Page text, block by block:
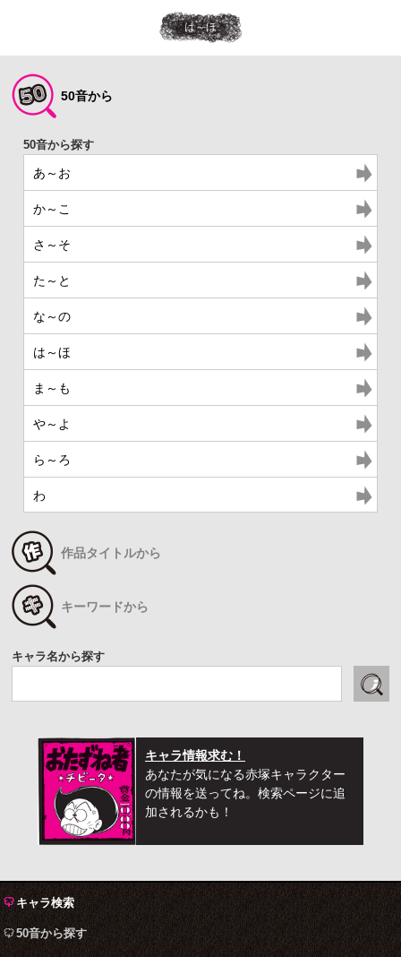
は～ほ
50音から
あ～お
か～こ
さ～そ
た～と
な～の
は～ほ
ま～も
や～よ
ら～ろ
わ
作品タイトルから
キーワードから
キャラ名から探す
キャラ情報求む！
あなたが気になる赤塚キャラクター
の情報を送ってね。検索ページに追
加されるかも！
キャラ検索
50音から探す